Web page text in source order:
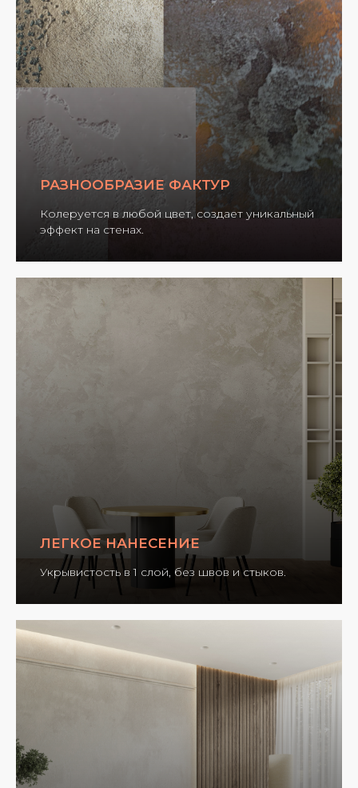
РАЗНООБРАЗИЕ ФАКТУР
Колеруется в любой цвет, создает уникальный
эффект на стенах.
ЛЕГКОЕ НАНЕСЕНИЕ
Укрывистость в 1 слой, без швов и стыков.